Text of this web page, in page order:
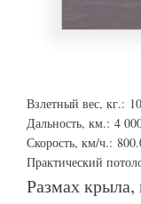
Взлетный вес, кг.:
Дальность, км.: 4
Скорость, км/ч.:
Практический
Размах крыла,